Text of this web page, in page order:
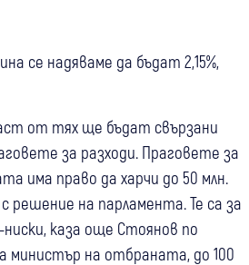
се надяваме да бъдат 2,15%,
от тях ще бъдат свързани
за разходи. Праговете за
има право да харчи до 50 млн.
решение на парламента. Те са за
ниски, каза още Стоянов по
министър на отбраната, до 100